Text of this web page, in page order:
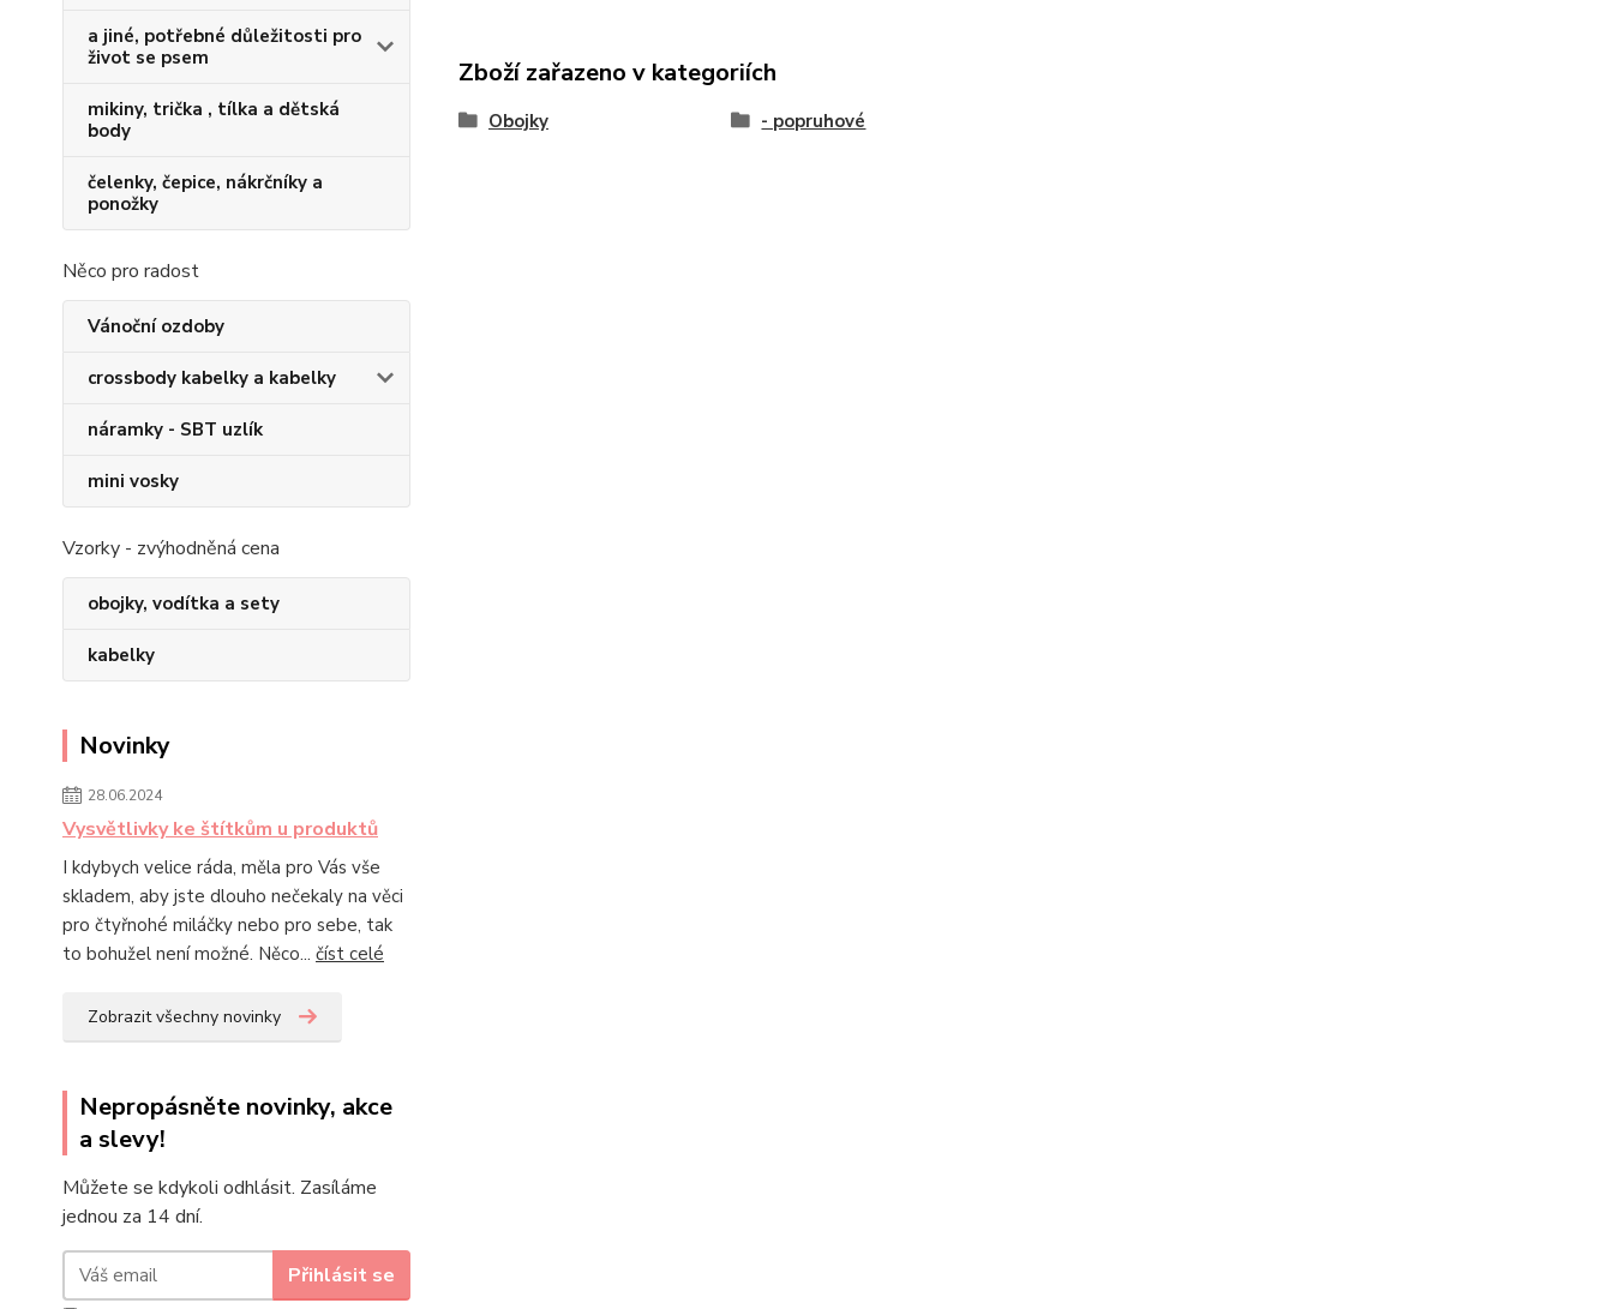
a jiné, potřebné důležitosti pro
život se psem
mikiny, trička , tílka a dětská
body
čelenky, čepice, nákrčníky a
ponožky
Něco pro radost
Vánoční ozdoby
crossbody kabelky a kabelky
náramky - SBT uzlík
mini vosky
Vzorky - zvýhodněná cena
obojky, vodítka a sety
kabelky
Novinky
28.06.2024
Vysvětlivky ke štítkům u produktů
I kdybych velice ráda, měla pro Vás vše
skladem, aby jste dlouho nečekaly na věci
pro čtyřnohé miláčky nebo pro sebe, tak
to bohužel není možné. Něco... číst celé
Zobrazit všechny novinky
Nepropásněte novinky, akce
a slevy!
Můžete se kdykoli odhlásit. Zasíláme
jednou za 14 dní.
Přihlásit se
Zboží zařazeno v kategoriích
Obojky - popruhové